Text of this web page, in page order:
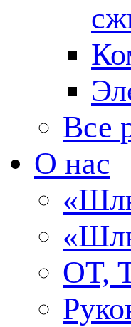
Все
О нас
ОТ,